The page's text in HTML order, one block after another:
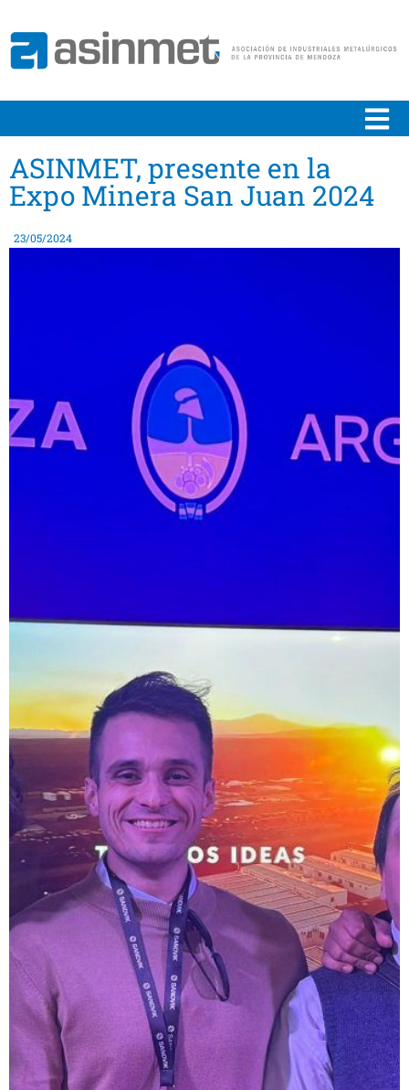
ASINMET, presente en la
Expo Minera San Juan 2024
23/05/2024